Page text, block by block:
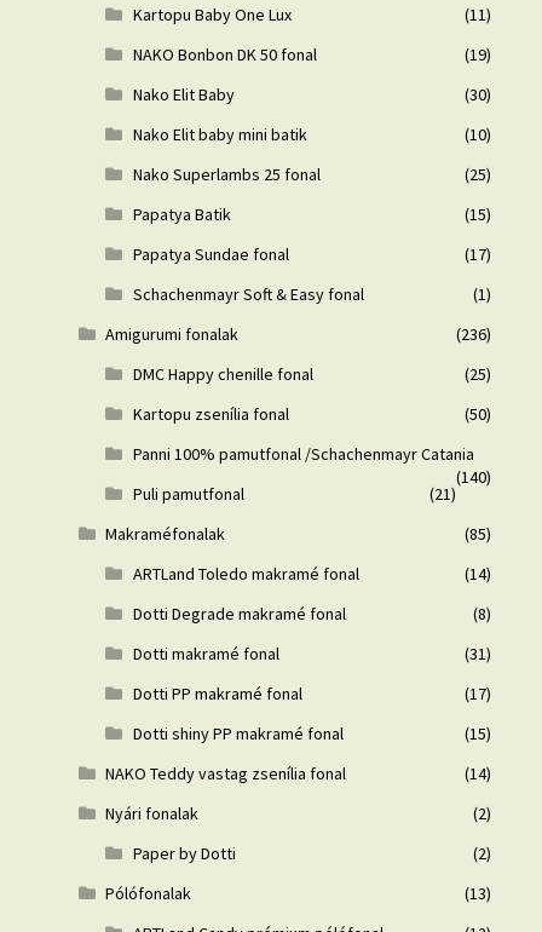
Kartopu Baby One Lux
(11)
NAKO Bonbon DK 50 fonal
(19)
Nako Elit Baby
(30)
Nako Elit baby mini batik
(10)
Nako Superlambs 25 fonal
(25)
Papatya Batik
(15)
Papatya Sundae fonal
(17)
Schachenmayr Soft & Easy fonal
(1)
Amigurumi fonalak
(236)
DMC Happy chenille fonal
(25)
Kartopu zsenília fonal
(50)
Panni 100% pamutfonal /Schachenmayr Catania
(140)
Puli pamutfonal
(21)
Makraméfonalak
(85)
ARTLand Toledo makramé fonal
(14)
Dotti Degrade makramé fonal
(8)
Dotti makramé fonal
(31)
Dotti PP makramé fonal
(17)
Dotti shiny PP makramé fonal
(15)
NAKO Teddy vastag zsenília fonal
(14)
Nyári fonalak
(2)
Paper by Dotti
(2)
Pólófonalak
(13)